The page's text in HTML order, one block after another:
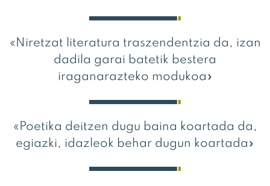
«Niretzat literatura traszendentzia da, izan
dadila garai batetik bestera
iraganarazteko modukoa»
«Poetika deitzen dugu baina koartada da,
egiazki, idazleok behar dugun koartada»